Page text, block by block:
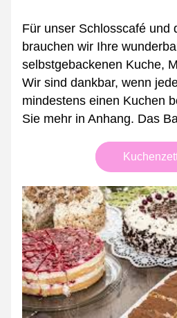
Für unser Schlosscafé und
brauchen wir Ihre
selbstgebackenen Kuche,
Wir sind dankbar, wenn
mindestens einen Kuchen
Sie mehr in Anhang. Das